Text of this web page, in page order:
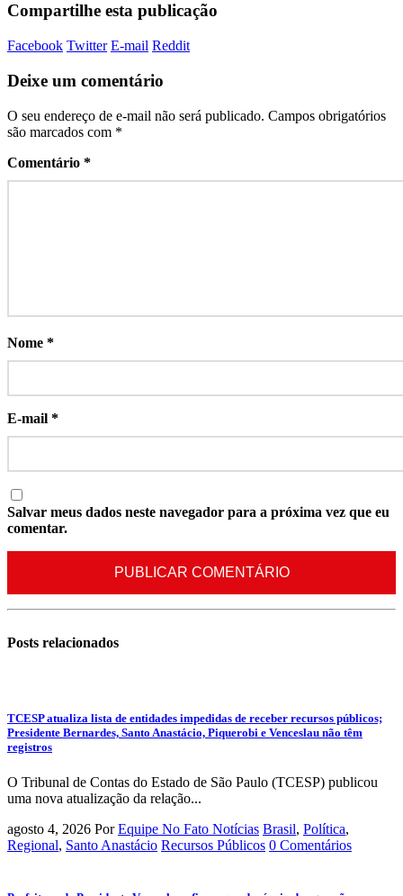
Compartilhe esta publicação
Facebook Twitter E-mail Reddit
Deixe um comentário
O seu endereço de e-mail não será publicado. Campos obrigatórios
são marcados com *
Comentário *
Nome *
E-mail *
Salvar meus dados neste navegador para a próxima vez que eu
comentar.
Posts relacionados
TCESP atualiza lista de entidades impedidas de receber recursos públicos;
Presidente Bernardes, Santo Anastácio, Piquerobi e Venceslau não têm
registros
O Tribunal de Contas do Estado de São Paulo (TCESP) publicou
uma nova atualização da relação...
agosto 4, 2026 Por Equipe No Fato Notícias Brasil, Política,
Regional, Santo Anastácio Recursos Públicos 0 Comentários